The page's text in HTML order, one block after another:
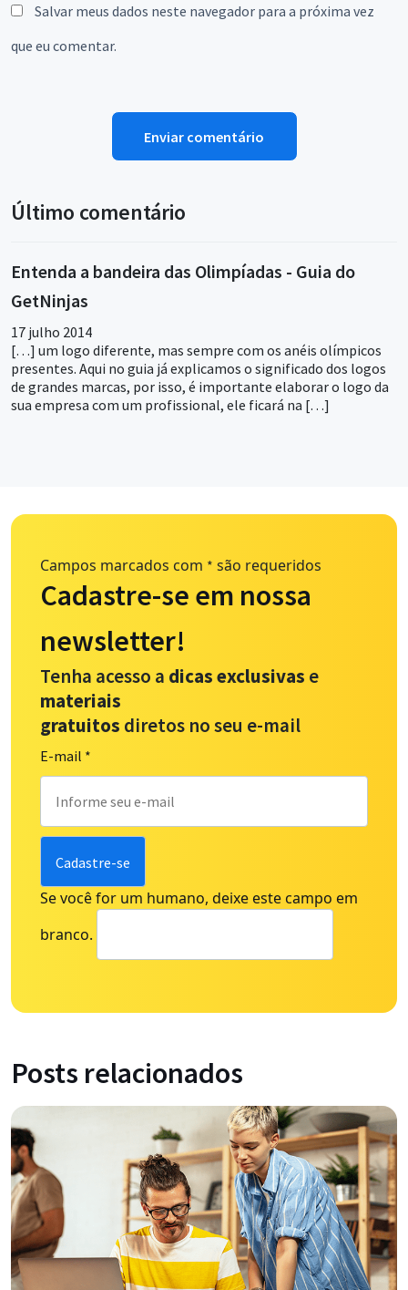
Salvar meus dados neste navegador para a próxima vez
que eu comentar.
Último comentário
Entenda a bandeira das Olimpíadas - Guia do
GetNinjas
17 julho 2014
[…] um logo diferente, mas sempre com os anéis olímpicos
presentes. Aqui no guia já explicamos o significado dos logos
de grandes marcas, por isso, é importante elaborar o logo da
sua empresa com um profissional, ele ficará na […]
Campos marcados com * são requeridos
Cadastre-se em nossa
newsletter!
Tenha acesso a dicas exclusivas e
materiais
gratuitos diretos no seu e-mail
E-mail *
Se você for um humano, deixe este campo em
branco.
Posts relacionados